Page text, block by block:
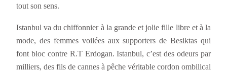
tout son sens.
Istanbul va du chiffonnier à la grande et jolie fille libre et à la
mode, des femmes voilées aux supporters de Besiktas qui
font bloc contre R.T Erdogan. Istanbul, c’est des odeurs par
milliers, des fils de cannes à pêche véritable cordon ombilical